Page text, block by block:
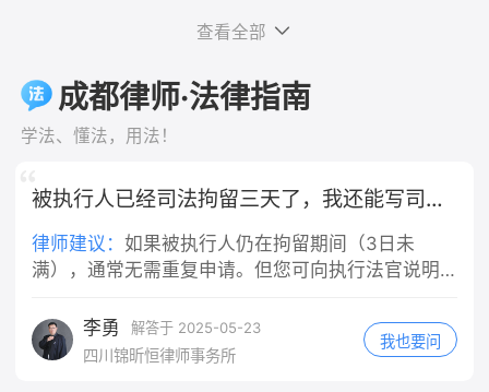
过失"，需要结合具体案情综合判断，并非任何
机关，实践中会根据事故责任认定、违规程度等
因素综合判断。
担。 车辆维修费：机动车的车损，会按
照责任比例，由你承担主要部分。
定全部证据 保存路口监控线索、就医病
历、检查报告、医疗票据；向交警提
出：机动车行经路口未尽观察、减速注
2. 责任认定抗辩要点 闯红灯是主要过
错，但机动车通过交叉路口负有法定减
速、瞭望义务，请求认定机动车承担次
要责任，不要申请全责认定。 3. 不要
所有医疗费只能自行承担大部分，且还
要赔偿对方车辆维修费用。 四、责任
录：和房东反映跳蚤问题、提出退房的
微信/短信/通话录音； 3. 合同+缴费凭
款截图。 二、分步维权操作 1. 先行书
面协商（成本最低） 向房东发送文字催
告（微信/短信留痕），参考话术： 依
无法正常居住，属于你方违约，现正式
房押金，你方私自扣除1000元没有合同
及法律依据，逾期不退我将向住建部门
无果后） - 12345政务热线：拨打热线
投诉租房纠纷，属地住建局/市场监管介
明确规定，法律依据是《中华人民共和
款："用人单位的工作人员因执行工作任
务造成他人损害的，由用人单位承担侵
权责任。" 一、公司承担的是"替代责
是，公司的赔偿责任和你是否有过错是
两回事。根据法律规定，用人单位承担
的是无过错替代责任——也就是说，只
要你是在执行工作任务的过程中造成他
错，公司都要承担赔偿责任，这是法律
的强制性规定。 二、"工作任务"的认定
是关键 你提到"是工作任务"，这一点非
查看全部
成都律师·法律指南
学法、懂法，用法！
被执行人已经司法拘留三天了，我还能写司法拘留申请书吗
律师建议： 如果被执行人仍在拘留期间（3日未
满），通常无需重复申请。但您可向执行法官说明
（如列入失信名单、限制高消费等）。
李勇 解答于 2025-05-23
四川锦昕恒律师事务所
我也要问